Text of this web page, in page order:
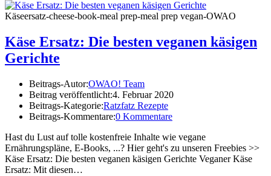
Käseersatz-cheese-book-meal prep-meal prep vegan-OWAO
Käse Ersatz: Die besten veganen käsigen
Gerichte
Beitrags-Autor:OWAO! Team
Beitrag veröffentlicht:4. Februar 2020
Beitrags-Kategorie:Ratzfatz Rezepte
Beitrags-Kommentare:0 Kommentare
Hast du Lust auf tolle kostenfreie Inhalte wie vegane
Ernährungspläne, E-Books, ...? Hier geht's zu unseren Freebies >>
Käse Ersatz: Die besten veganen käsigen Gerichte Veganer Käse
Ersatz: Mit diesen…